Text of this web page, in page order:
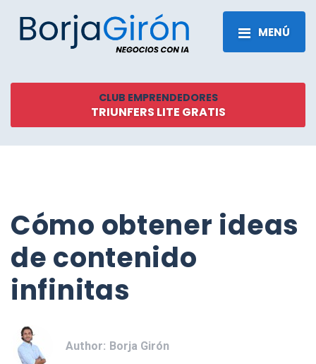
MENÚ
CLUB EMPRENDEDORES
TRIUNFERS LITE GRATIS
Cómo obtener ideas
de contenido
infinitas
Author: Borja Girón